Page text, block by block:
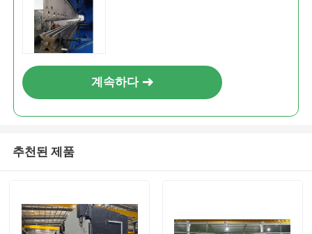
계속하다
추천된 제품